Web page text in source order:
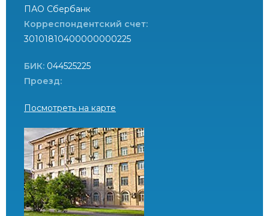
ПАО Сбербанк
Корреспондентский счет:
30101810400000000225
БИК: 044525225
Проезд:
Посмотреть на карте